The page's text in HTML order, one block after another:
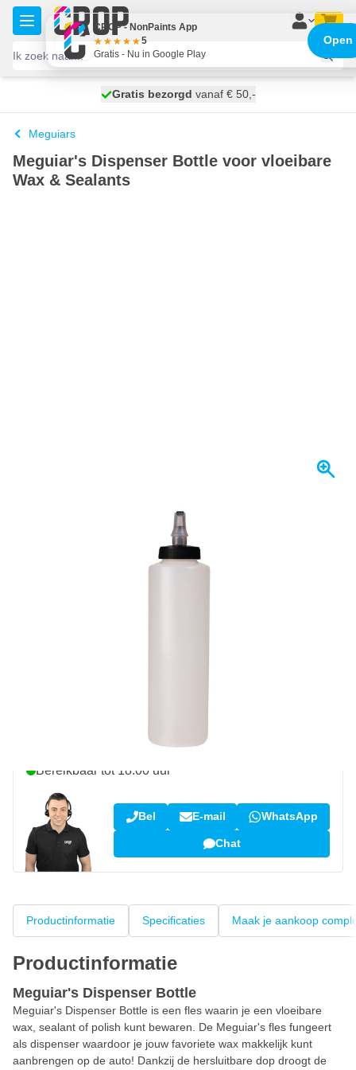
Ga naar de inhoud
morgen bezorgd
Gratis bezorgd vanaf € 50,-
100 dagen
Meguiars
Meguiar's Dispenser Bottle voor vloeibare
Wax & Sealants
Neem contact op met onze specialisten
Bereikbaar tot 18:00 uur
Bel E-mail WhatsApp
Chat
Productinformatie Specificaties Maak je aankoop
Productinformatie
Meguiar's Dispenser Bottle
Meguiar's Dispenser Bottle is een fles waarin je een vloeibare
wax, sealant of polish kunt bewaren. De Meguiar's fles fungeert
als dispenser waardoor je jouw favoriete wax makkelijk kunt
aanbrengen op de auto! Dankzij de hersluitbare dop droogt de
CROP - NonPaints App
5
Gratis - Nu in Google Play
Open